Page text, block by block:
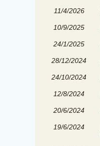
11/4/2026
10/9/2025
24/1/2025
28/12/2024
24/10/2024
12/8/2024
20/6/2024
19/6/2024